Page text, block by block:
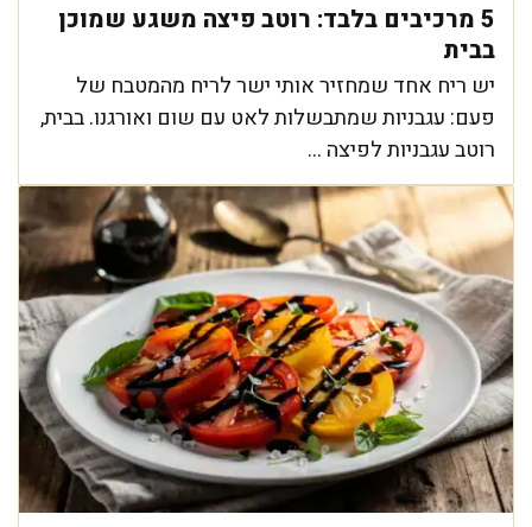
5 מרכיבים בלבד: רוטב פיצה משגע שמוכן
בבית
יש ריח אחד שמחזיר אותי ישר לריח מהמטבח של
פעם: עגבניות שמתבשלות לאט עם שום ואורגנו. בבית,
רוטב עגבניות לפיצה ...